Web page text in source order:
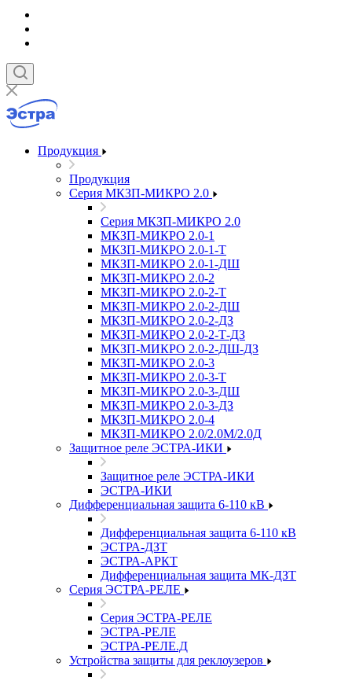
Продукция
Продукция
Серия МКЗП-МИКРО 2.0
Серия МКЗП-МИКРО 2.0
МКЗП-МИКРО 2.0-1
МКЗП-МИКРО 2.0-1-Т
МКЗП-МИКРО 2.0-1-ДШ
МКЗП-МИКРО 2.0-2
МКЗП-МИКРО 2.0-2-Т
МКЗП-МИКРО 2.0-2-ДШ
МКЗП-МИКРО 2.0-2-ДЗ
МКЗП-МИКРО 2.0-2-Т-ДЗ
МКЗП-МИКРО 2.0-2-ДШ-ДЗ
МКЗП-МИКРО 2.0-3
МКЗП-МИКРО 2.0-3-Т
МКЗП-МИКРО 2.0-3-ДШ
МКЗП-МИКРО 2.0-3-ДЗ
МКЗП-МИКРО 2.0-4
МКЗП-МИКРО 2.0/2.0М/2.0Д
Защитное реле ЭСТРА-ИКИ
Защитное реле ЭСТРА-ИКИ
ЭСТРА-ИКИ
Дифференциальная защита 6-110 кВ
Дифференциальная защита 6-110 кВ
ЭСТРА-ДЗТ
ЭСТРА-АРКТ
Дифференциальная защита МК-ДЗТ
Серия ЭСТРА-РЕЛЕ
Серия ЭСТРА-РЕЛЕ
ЭСТРА-РЕЛЕ
ЭСТРА-РЕЛЕ.Д
Устройства защиты для реклоузеров